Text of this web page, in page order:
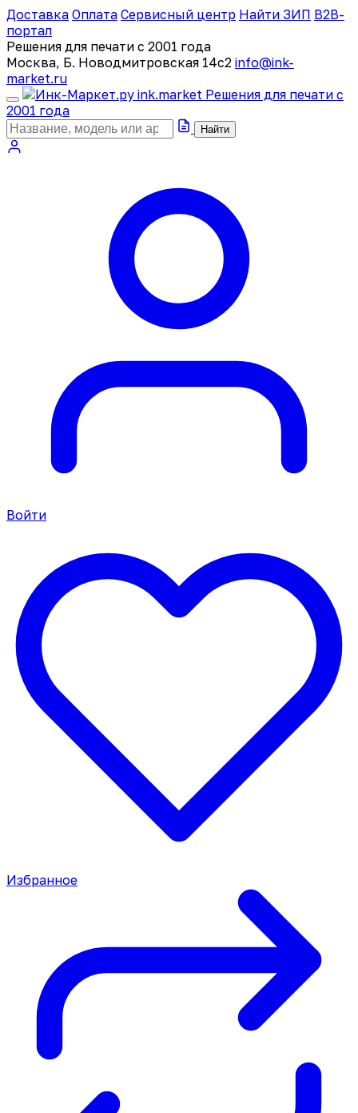
Доставка Оплата Сервисный центр Найти ЗИП B2B-
портал
Решения для печати с 2001 года
Москва, Б. Новодмитровская 14с2 info@ink-
market.ru
ink.market Решения для печати с
2001 года
Найти
Войти
Избранное